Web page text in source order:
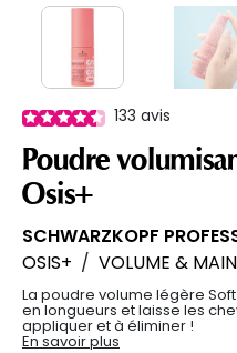
133 avis
Poudre
Osis+
SCHWARZKOPF
OSIS+ / VOLUME &
La poudre volume légère
en longueurs et laisse les
appliquer et à éliminer !
En savoir plus